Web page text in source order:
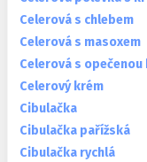
Celerová s chlebem
Celerová s masoxem
Celerová s
Celerový krém
Cibulačka
Cibulačka pařížská
Cibulačka rychlá